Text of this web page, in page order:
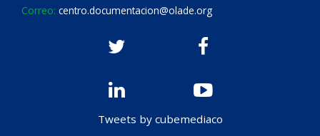
Correo: centro.documentacion@olade.org
Tweets by cubemediaco